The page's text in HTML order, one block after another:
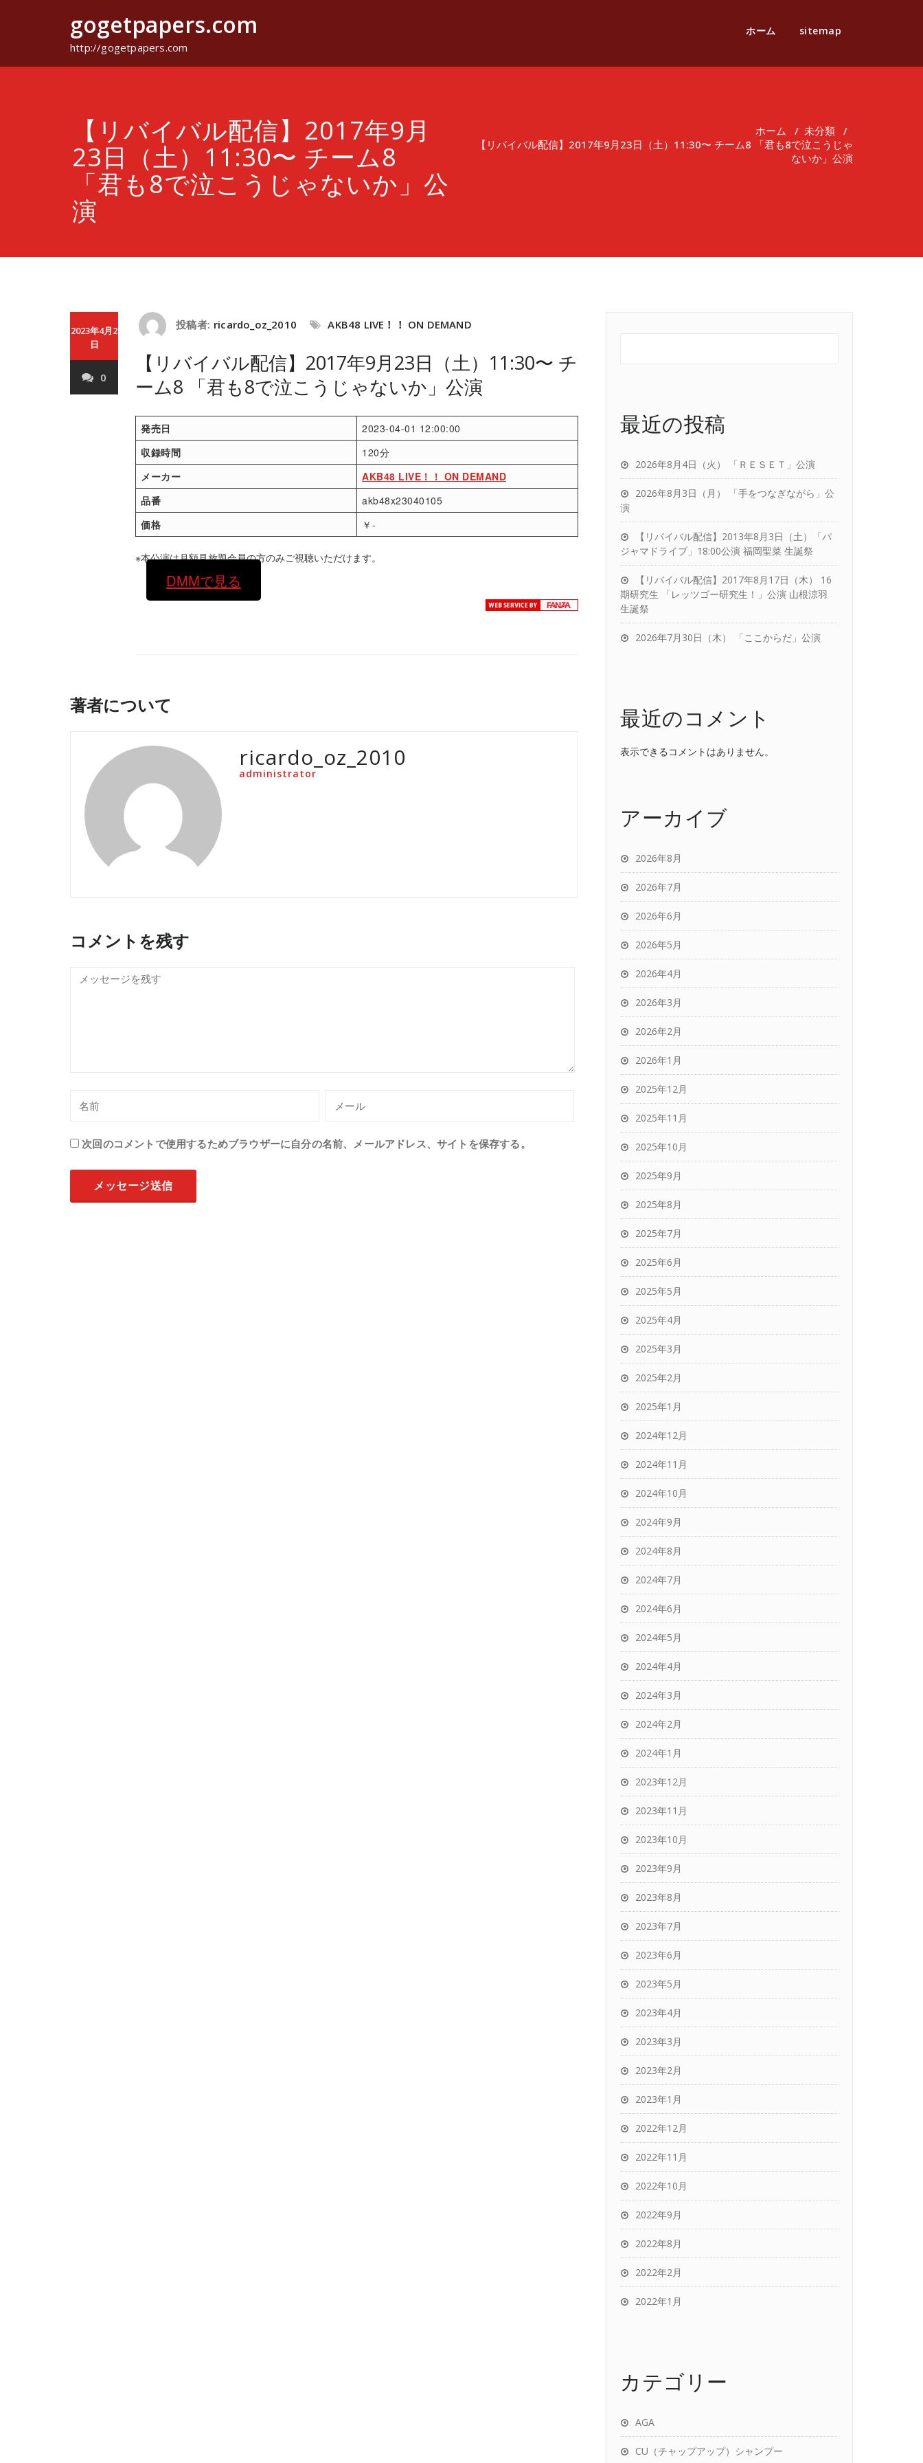
gogetpapers.com
http://gogetpapers.com
ホーム sitemap
【リバイバル配信】2017年9月
23日（土）11:30〜 チーム8
「君も8で泣こうじゃないか」公
演
ホーム / 未分類 /
【リバイバル配信】2017年9月23日（土）11:30〜 チーム8 「君も8で泣こうじゃ
ないか」公演
2023年4月2
日
0
投稿者: ricardo_oz_2010 AKB48 LIVE！！ ON DEMAND
【リバイバル配信】2017年9月23日（土）11:30〜 チ
ーム8 「君も8で泣こうじゃないか」公演
発売日
2023-04-01 12:00:00
収録時間
120分
メーカー
AKB48 LIVE！！ ON DEMAND
品番
akb48x23040105
価格
￥-
※本公演は月額見放題会員の方のみご視聴いただけます。
DMMで見る
著者について
ricardo_oz_2010
administrator
コメントを残す
次回のコメントで使用するためブラウザーに自分の名前、メールアドレス、サイトを保存する。
最近の投稿
2026年8月4日（火） 「ＲＥＳＥＴ」公演
2026年8月3日（月） 「手をつなぎながら」公
演
【リバイバル配信】2013年8月3日（土）「パ
ジャマドライブ」18:00公演 福岡聖菜 生誕祭
【リバイバル配信】2017年8月17日（木） 16
期研究生 「レッツゴー研究生！」公演 山根涼羽
生誕祭
2026年7月30日（木） 「ここからだ」公演
最近のコメント
表示できるコメントはありません。
アーカイブ
2026年8月
2026年7月
2026年6月
2026年5月
2026年4月
2026年3月
2026年2月
2026年1月
2025年12月
2025年11月
2025年10月
2025年9月
2025年8月
2025年7月
2025年6月
2025年5月
2025年4月
2025年3月
2025年2月
2025年1月
2024年12月
2024年11月
2024年10月
2024年9月
2024年8月
2024年7月
2024年6月
2024年5月
2024年4月
2024年3月
2024年2月
2024年1月
2023年12月
2023年11月
2023年10月
2023年9月
2023年8月
2023年7月
2023年6月
2023年5月
2023年4月
2023年3月
2023年2月
2023年1月
2022年12月
2022年11月
2022年10月
2022年9月
2022年8月
2022年2月
2022年1月
カテゴリー
AGA
CU（チャップアップ）シャンプー